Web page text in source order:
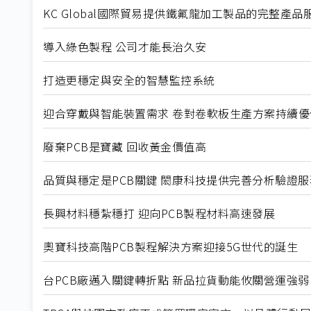
KC Global國際貿易提供鐵氟龍加工製品的完整產品
導入綠色製程 公司才能長治久安
打造更穩定與安全的智慧監控系統
迎合穿戴與智能裝置需求 卷對卷軟板生產方案持續
廢棄PCB是寶藏 回收黃金價值高
品質與穩定是PCB關鍵 閎康科技提供完善分析驗證
長興材料穩紮穩打 迎向PCB製程材料高速發展
奧寶科技高階PCB製程解決方案迎接5G世代的誕生
台PCB廠邁入關鍵轉折點 新品拉貨動能攸關營運強弱